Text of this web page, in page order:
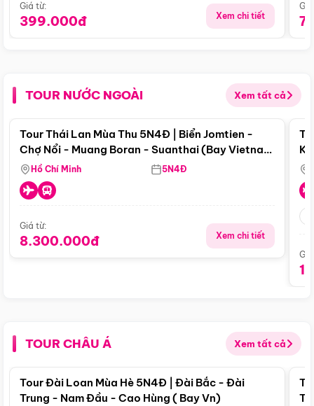
Giá từ:
399.000đ Xem chi tiết
TOUR NƯỚC NGOÀI Xem tất cả
Điểm nổi bật
Tour Thái Lan Mùa Thu 5N4Đ | Biển Jomtien -
Chợ Nổi - Muang Boran - Suanthai (Bay Vietnam
Airlines)
Hồ Chí Minh 5N4Đ
Giá từ:
8.300.000đ Xem chi tiết
TOUR CHÂU Á Xem tất cả
Điểm nổi bật
Tour Đài Loan Mùa Hè 5N4Đ | Đài Bắc - Đài
Trung - Nam Đầu - Cao Hùng ( Bay Vn)